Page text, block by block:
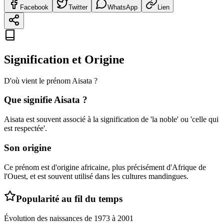
Facebook Twitter WhatsApp Lien
Signification et Origine
D'où vient le prénom Aisata ?
Que signifieAisata ?
Aisata est souvent associé à la signification de 'la noble' ou 'celle qui
est respectée'.
Son origine
Ce prénom est d'origine africaine, plus précisément d'Afrique de
l'Ouest, et est souvent utilisé dans les cultures mandingues.
Popularité au fil du temps
Évolution des naissances de 1973 à 2001